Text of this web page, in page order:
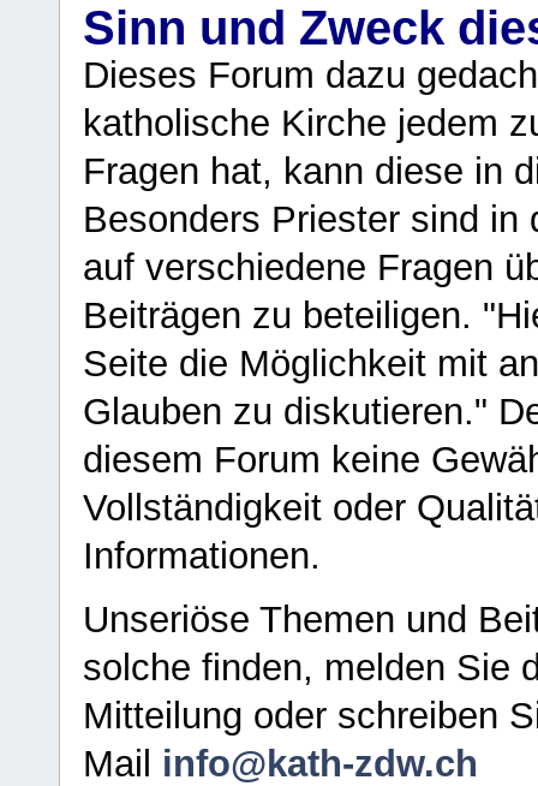
Sinn und Zweck
Dieses Forum dazu
katholische Kirche jedem
Fragen hat, kann diese in
Besonders Priester sind in
auf verschiedene Fragen
Beiträgen zu beteiligen.
Seite die Möglichkeit mit
Glauben zu diskutieren."
diesem Forum keine
Vollständigkeit oder
Informationen.
Unseriöse Themen und
solche finden, melden Sie
Mitteilung oder schreiben
Mail info@kath-zdw.ch